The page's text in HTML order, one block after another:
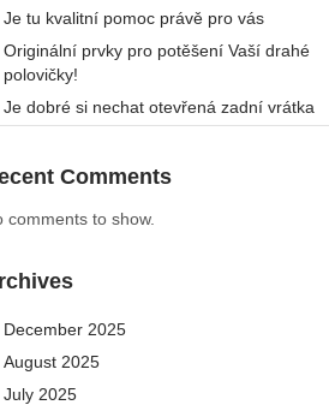
Je tu kvalitní pomoc právě pro vás
Originální prvky pro potěšení Vaší drahé
polovičky!
Je dobré si nechat otevřená zadní vrátka
Comments
comments to show.
December 2025
August 2025
July 2025